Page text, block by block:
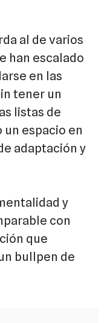
al de varios
han escalado
en las
tener un
listas de
un espacio en
adaptación y
y
con
que
bullpen de